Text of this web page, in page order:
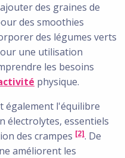
des graines de
des smoothies
des légumes verts
une utilisation
les besoins
physique.
également l'équilibre
électrolytes, essentiels
des crampes [2]. De
améliorent les